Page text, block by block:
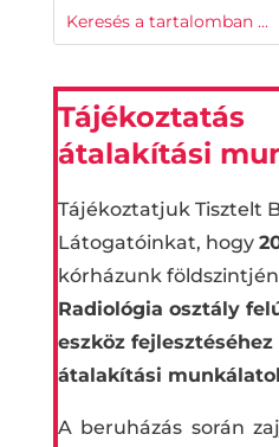
átalakítási
Tájékoztatjuk Tisztelt
Látogatóinkat, hogy
kórházunk
Radiológia osztály
eszköz
átalakítási
A beruházás során